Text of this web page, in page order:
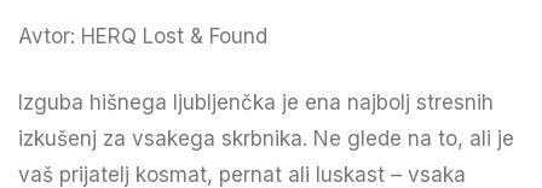
Avtor: HERQ Lost & Found
Izguba hišnega ljubljenčka je ena najbolj stresnih
izkušenj za vsakega skrbnika. Ne glede na to, ali je
vaš prijatelj kosmat, pernat ali luskast – vsaka